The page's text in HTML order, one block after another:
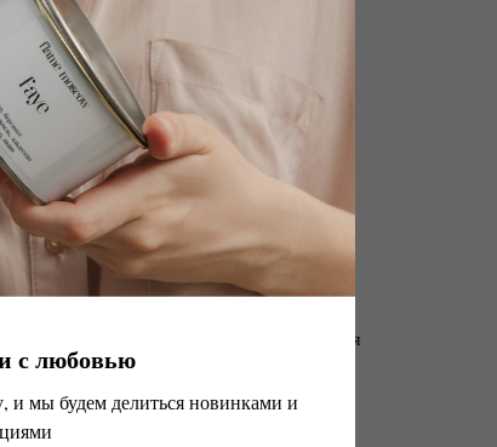
Душистая вода - спрей Nina
Лист инжира, морская соль, маракуйя
Инжир, кокосовое молоко
с любовью
мы будем делиться новинками и